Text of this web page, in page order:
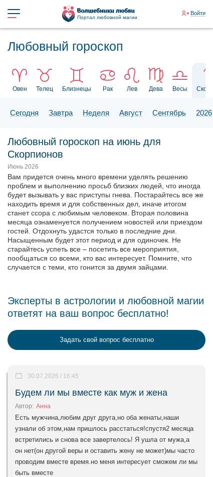
Портал любовной магии
Войти
Любовный гороскоп
Овен Телец Близнецы Рак Лев Дева Весы
Сегодня Завтра Неделя Август Сентябрь 2026
Любовный гороскоп на июнь для
Скорпионов
Июнь 2026
Вам придется очень много времени уделять решению
проблем и выполнению просьб близких людей, что иногда
будет вызывать у вас приступы гнева. Постарайтесь все же
находить время и для собственных дел, иначе итогом
станет ссора с любимым человеком. Вторая половина
месяца ознаменуется получением новостей или приездом
гостей. Отдохнуть удастся только в последние дни.
Насыщенным будет этот период и для одиночек. Не
старайтесь успеть все – посетить все мероприятия,
пообщаться со всеми, кто вас интересует. Помните, что
случается с теми, кто гонится за двумя зайцами.
Эксперты в астрологии и любовной магии
ответят на ваш вопрос бесплатно!
Задать свой вопрос бесплатно
Будем ли мы вместе как муж и жена
30.07.2026 / 16:45
Автор: Анна
Есть мужчина,любим друг друга,но оба женаты,наши
узнали об этом,нам пришлось расстаться!спустя2 месяца
встретились и снова все завертелось! Я ушла от мужа,а
он нет(он другой веры и оставить жену не может)мы часто
проводим вместе время.но меня интересует сможем ли мы
быть вместе